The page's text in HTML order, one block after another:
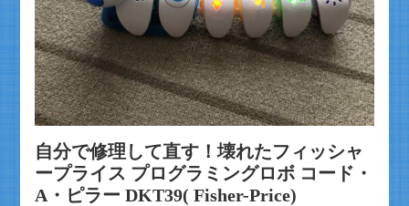
自分で修理して直す！壊れたフィッシャ
ープライス プログラミングロボ コード・
A・ピラー DKT39( Fisher-Price)